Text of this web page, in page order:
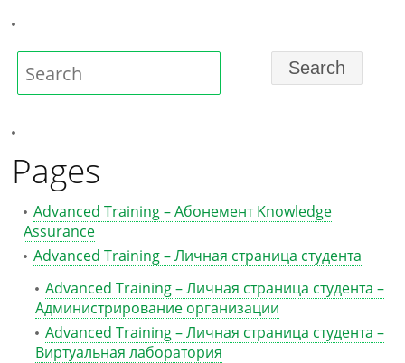
Pages
Advanced Training – Абонемент Knowledge
Assurance
Advanced Training – Личная страница студента
Advanced Training – Личная страница студента –
Администрирование организации
Advanced Training – Личная страница студента –
Виртуальная лаборатория